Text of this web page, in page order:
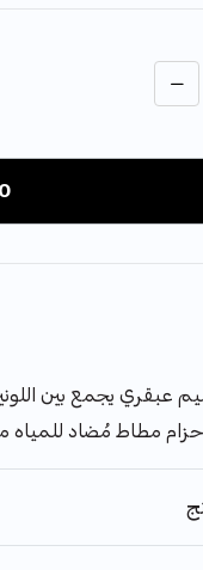
عبقري يجمع بين
حزام مطاط مُضاد